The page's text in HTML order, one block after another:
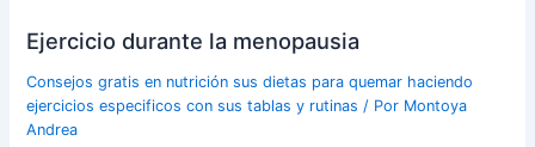
Ejercicio durante la menopausia
Consejos gratis en nutrición sus dietas para quemar haciendo
ejercicios especificos con sus tablas y rutinas / Por Montoya
Andrea